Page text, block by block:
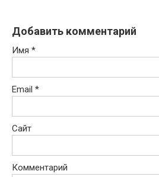
Добавить комментарий
Имя *
Email *
Сайт
Комментарий